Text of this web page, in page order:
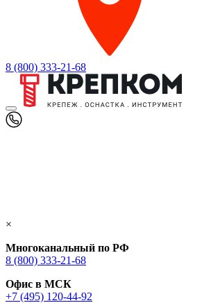
8 (800) 333-21-68
×
Многоканальный по РФ
8 (800) 333‑21-68
Офис в МСК
+7 (495) 120-44-92